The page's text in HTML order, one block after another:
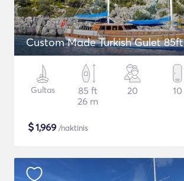
Custom Made Turkish Gulet 85ft
Gultas
85 ft
26 m
20 10
$1,969 /naktinis